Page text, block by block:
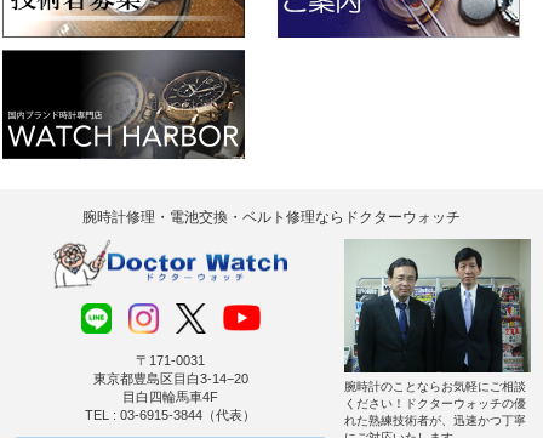
腕時計修理・電池交換・ベルト修理ならドクターウォッチ
〒171-0031
東京都豊島区目白3-14−20
目白四輪馬車4F
TEL : 03-6915-3844（代表）
腕時計のことならお気軽にご相談
ください！ドクターウォッチの優
れた熟練技術者が、迅速かつ丁寧